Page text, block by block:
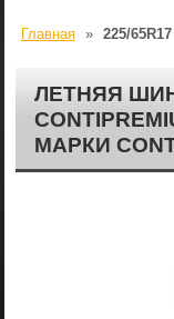
Главная » 225/
ЛЕТНЯЯ
МАРКИ